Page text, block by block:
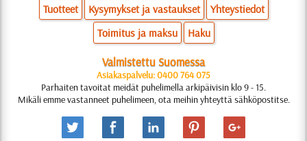
Tuotteet Kysymykset ja vastaukset
Yhteystiedot
Toimitus ja maksu
Haku
Valmistettu Suomessa
Asiakaspalvelu: 0400 764 075
Parhaiten tavoitat meidät puhelimella arkipäivisin klo 9 - 15.
Mikäli emme vastanneet puhelimeen, ota meihin yhteyttä sähköpostitse.